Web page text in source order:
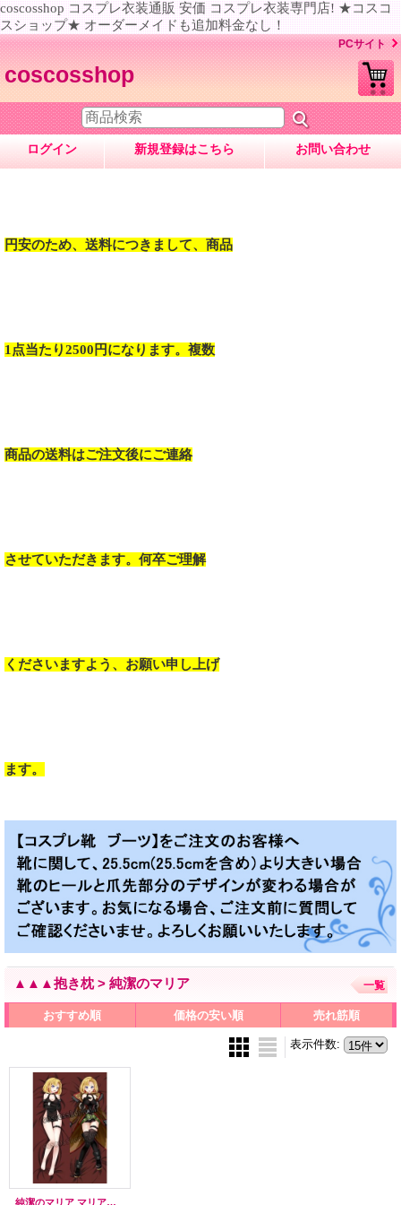
coscosshop コスプレ衣装通販 安価 コスプレ衣装専門店! ★コスコ
スショップ★ オーダーメイドも追加料金なし！
PCサイト
coscosshop
ログイン 新規登録はこちら お問い合わせ
円安のため、送料につきまして、商品
1点当たり2500円になります。複数
商品の送料はご注文後にご連絡
させていただきます。何卒ご理解
くださいますよう、お願い申し上げ
ます。
▲▲▲抱き枕 > 純潔のマリア 一覧
おすすめ順 価格の安い順 売れ筋順
表示件数:
純潔のマリア マリア風 ●等身大 抱き枕カバー